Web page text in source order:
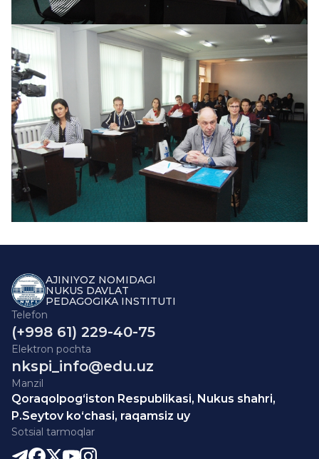
AJINIYOZ NOMIDAGI
NUKUS DAVLAT
PEDAGOGIKA INSTITUTI
Telefon
(+998 61) 229-40-75
Elektron pochta
nkspi_info@edu.uz
Manzil
Qoraqolpog‘iston Respublikasi, Nukus shahri,
P.Seytov ko‘chasi, raqamsiz uy
Sotsial tarmoqlar